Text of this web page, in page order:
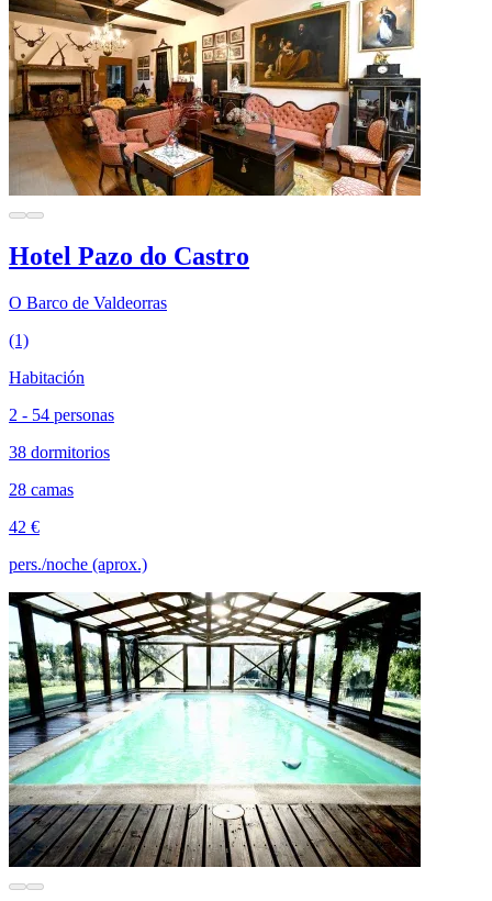
Hotel Pazo do Castro
O Barco de Valdeorras
(1)
Habitación
2 - 54 personas
38 dormitorios
28 camas
42 €
pers./noche (aprox.)